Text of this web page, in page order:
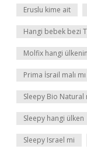
Eruslu kime ait
Hangi bebek bezi
Molfix hangi
Prima İsrail malı mı
Sleepy Bio Natural
Sleepy hangi ülken
Sleepy Israel mi